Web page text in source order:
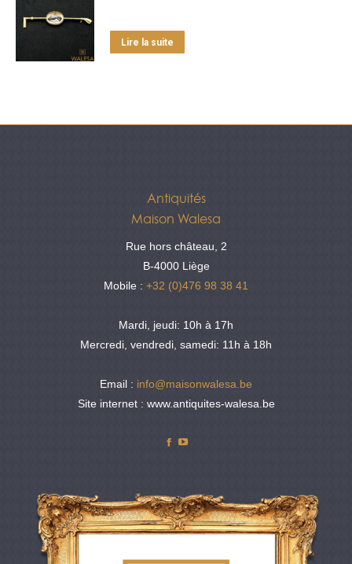
Lire la suite
Antiquités
Maison Walesa
Rue hors château, 2
B-4000 Liège
Mobile : +32 (0)476 98 38 41
Mardi, jeudi: 10h à 17h
Mercredi, vendredi, samedi: 11h à 18h
Email : info@maisonwalesa.be
Site internet : www.antiquites-walesa.be
Facebook